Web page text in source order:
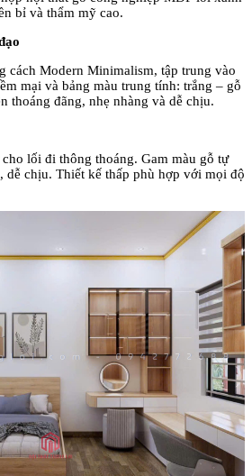
bỉ và thẩm mỹ cao.
ạo
cách Modern Minimalism, tập trung vào
ềm mại và bảng màu trung tính: trắng – gỗ
thoáng đãng, nhẹ nhàng và dễ chịu.
lối đi thông thoáng. Gam màu gỗ tự
dễ chịu. Thiết kế thấp phù hợp với mọi độ